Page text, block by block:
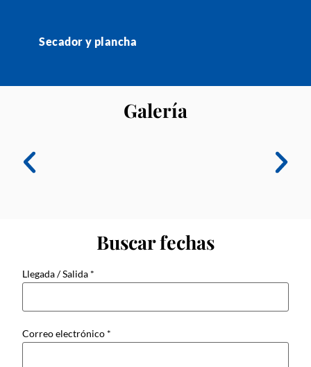
Secador y plancha
Galería
Buscar fechas
Llegada / Salida *
Correo electrónico *